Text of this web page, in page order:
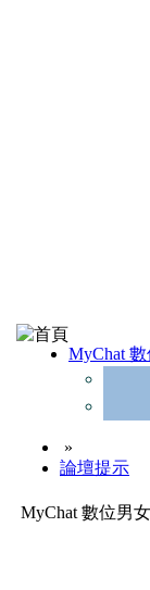
MyChat
»
論壇提示
MyChat 數位男